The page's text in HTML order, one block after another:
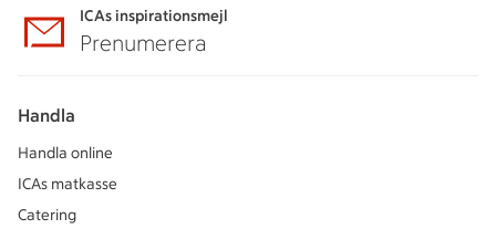
ICAs inspirationsmejl
Prenumerera
Handla
Handla online
ICAs matkasse
Catering